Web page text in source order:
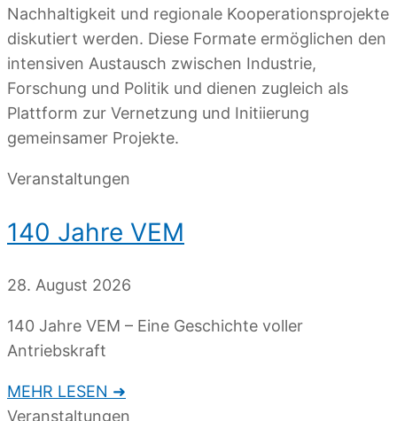
Nachhaltigkeit und regionale Kooperationsprojekte
diskutiert werden. Diese Formate ermöglichen den
intensiven Austausch zwischen Industrie,
Forschung und Politik und dienen zugleich als
Plattform zur Vernetzung und Initiierung
gemeinsamer Projekte.
Veranstaltungen
140 Jahre VEM
28. August 2026
140 Jahre VEM – Eine Geschichte voller
Antriebskraft
MEHR LESEN ➜
Veranstaltungen